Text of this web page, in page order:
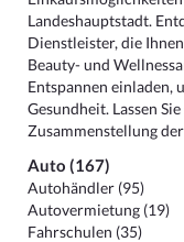
Landeshauptstadt.
Dienstleister, die
Beauty- und
Entspannen einladen,
Gesundheit. Lassen
Zusammenstellung
Auto (167)
Autohändler (95)
Autovermietung (19)
Fahrschulen (35)